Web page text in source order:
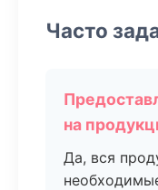
Часто
на
Да, вся